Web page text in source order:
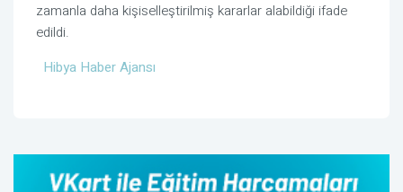
zamanla daha kişiselleştirilmiş kararlar alabildiği ifade
edildi.
Hibya Haber Ajansı